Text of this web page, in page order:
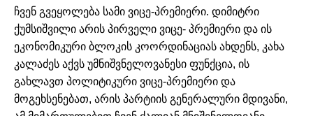
ჩვენ გვეყოლება სამი ვიცე-პრემიერი. დიმიტრი
ქუმსიშვილი არის პირველი ვიცე- პრემიერი და ის
ეკონომიკური ბლოკის კოორდინაციას ახდენს, კახა
კალაძეს აქვს უმნიშვნელოვანესი ფუნქცია, ის
გახლავთ პოლიტიკური ვიცე-პრემიერი და
მოგეხსენებათ, არის პარტიის გენერალური მდივანი,